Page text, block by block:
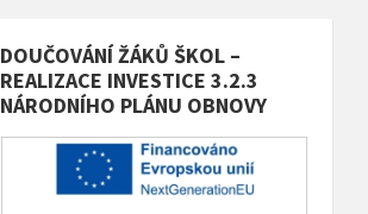
DOUČOVÁNÍ ŽÁKŮ ŠKOL –
REALIZACE INVESTICE 3.2.3
NÁRODNÍHO PLÁNU OBNOVY